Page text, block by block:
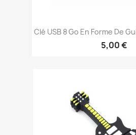
Clé USB 8 Go En Forme De
5,00 €